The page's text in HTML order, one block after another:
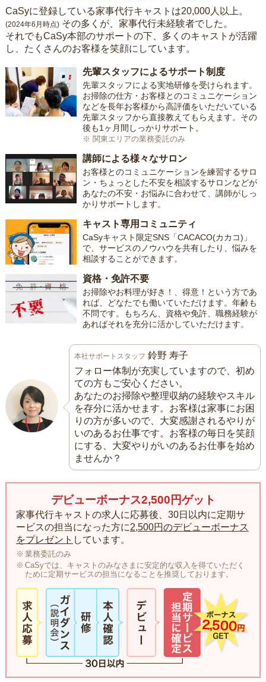
CaSyに登録している家事代行キャストは20,000人以上。
(2024年6月時点) その多くが、家事代行未経験者でした。
それでもCaSy本部のサポートの下、多くのキャストが活躍
し、たくさんのお客様を笑顔にしています。
先輩スタッフによるサポート制度
先輩スタッフによる実地研修を受けられます。
お掃除の仕方・お客様とのコミュニケーション
などを長年お客様から高評価をいただいている
先輩スタッフから直接教えてもらえます。その
後も1ヶ月間しっかりサポート。
※ 関東エリアの業務委託のみ
講師による様々なサロン
お客様とのコミュニケーションを練習するサロ
ン・ちょっとした不安を相談するサロンなどが
あなたの不安・お悩みに合わせて、講師がしっ
かりサポートします。
キャスト専用コミュニティ
CaSyキャスト限定SNS「CACACO(カカコ)」
で、サービスのノウハウを共有したり、悩みを
相談することができます。
資格・免許不要
お掃除やお料理が好き！、得意！という方であ
れば、どなたでも働いていただけます。年齢も
不問です。もちろん、資格や免許、職務経験が
あればそれを充分に活かしていただけます。
本社サポートスタッフ 鈴野 寿子
フォロー体制が充実していますので、初め
ての方もご安心ください。
あなたのお掃除や整理収納の経験やスキル
を存分に活かせます。お客様は家事にお困
りの方が多いので、大変感謝されるやりが
いのあるお仕事です。お客様の毎日を笑顔
にする、大変やりがいのあるお仕事を始め
ませんか？
デビューボーナス2,500円ゲット
家事代行キャストの求人に応募後、30日以内に定期サ
ービスの担当になった方に2,500円のデビューボーナス
をプレゼント しています。
業務委託のみ
CaSyでは、キャストのみなさまに安定的な収入を得ていただく
ために定期サービスの担当になることを推奨しております。